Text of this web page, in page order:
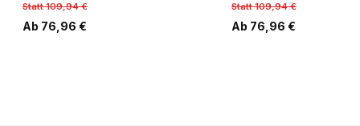
Statt 109,94 €
Ab 76,96 €
Statt 109,94 €
Ab 76,96 €